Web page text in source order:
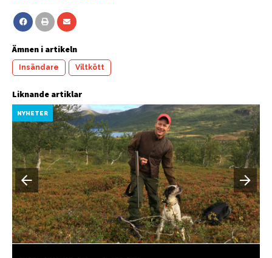
Ämnen i artikeln
Insändare Viltkött
Liknande artiklar
NYHETER